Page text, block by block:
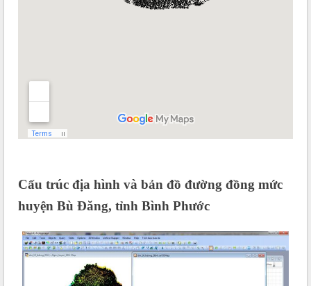
Cấu trúc địa hình và bản đồ đường đồng mức
huyện Bù Đăng, tỉnh Bình Phước